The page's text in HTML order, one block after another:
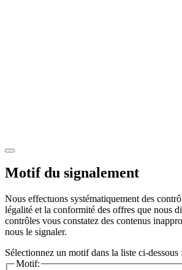
Motif du signalement
Nous effectuons systématiquement des
légalité et la conformité des offres que nous
contrôles vous constatez des contenus
nous le signaler.
Sélectionnez un motif dans la liste ci-dessous :
Motif: